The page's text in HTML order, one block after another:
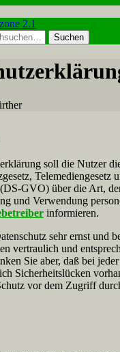
2.1
soll die Nut­zer
Te­le­me­di­en­ge­setz
GVO) über die Art,
und Ver­wen­dung
in­for­mie­ren.
sehr ernst und
ver­trau­lich und
Sie aber, daß bei
Si­cher­heits­lücken
vor dem Zu­griff